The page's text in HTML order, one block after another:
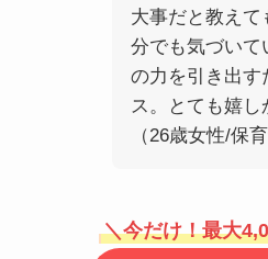
大事だと教えて
分でも気づいて
の力を引き出す
ス。とても嬉し
（26歳女性/保育
＼今だけ！最大